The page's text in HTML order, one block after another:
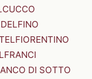
DI SOTTO